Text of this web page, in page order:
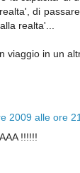
di
realta'...
viaggio in un
2009 alle ore
!!!!!!